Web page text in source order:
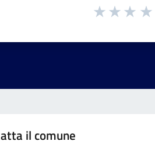
il comune